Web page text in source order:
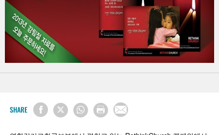
SHARE